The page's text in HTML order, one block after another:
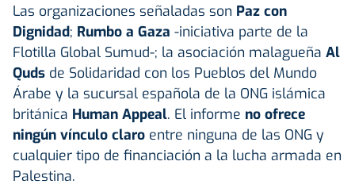
Las organizaciones señaladas son Paz con
Dignidad; Rumbo a Gaza -iniciativa parte de la
Flotilla Global Sumud-; la asociación malagueña Al
Quds de Solidaridad con los Pueblos del Mundo
Árabe y la sucursal española de la ONG islámica
británica Human Appeal. El informe no ofrece
ningún vínculo claro entre ninguna de las ONG y
cualquier tipo de financiación a la lucha armada en
Palestina.